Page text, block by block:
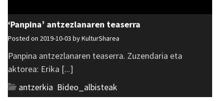
‘Panpina’ antzezlanaren teaserra
Posted on 2019-10-03 byKulturSharea
Panpina antzezlanaren teaserra. Zuzendaria eta
aktorea: Erika [...]
antzerkia Bideo_albisteak